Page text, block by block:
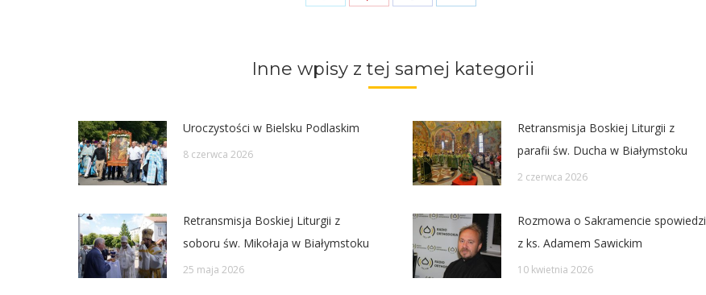
Inne wpisy z tej samej kategorii
Uroczystości w Bielsku Podlaskim
8 czerwca 2026
Retransmisja Boskiej Liturgii z
parafii św. Ducha w Białymstoku
2 czerwca 2026
Retransmisja Boskiej Liturgii z
soboru św. Mikołaja w Białymstoku
25 maja 2026
Rozmowa o Sakramencie spowiedzi
z ks. Adamem Sawickim
10 kwietnia 2026